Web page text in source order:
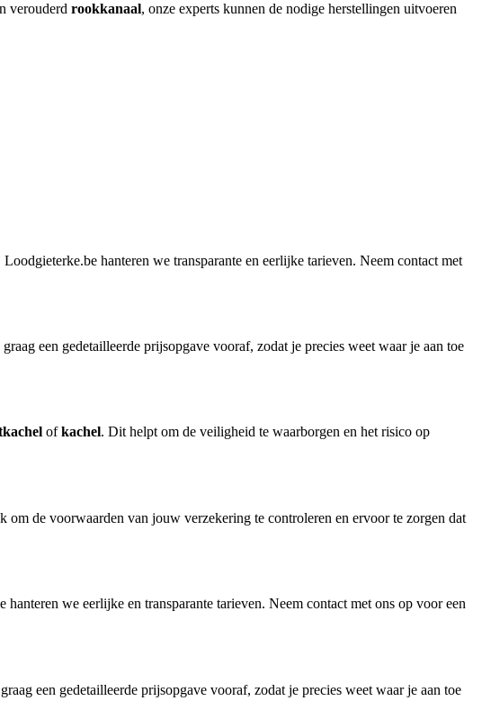
verouderd rookkanaal, onze experts kunnen de nodige herstellingen uitvoeren
hanteren we transparante en eerlijke tarieven. Neem contact met
een gedetailleerde prijsopgave vooraf, zodat je precies weet waar je aan toe
ofkachel. Dit helpt om de veiligheid te waarborgen en het risico op
om de voorwaarden van jouw verzekering te controleren en ervoor te zorgen dat
hanteren we eerlijke en transparante tarieven. Neem contact met ons op voor een
een gedetailleerde prijsopgave vooraf, zodat je precies weet waar je aan toe